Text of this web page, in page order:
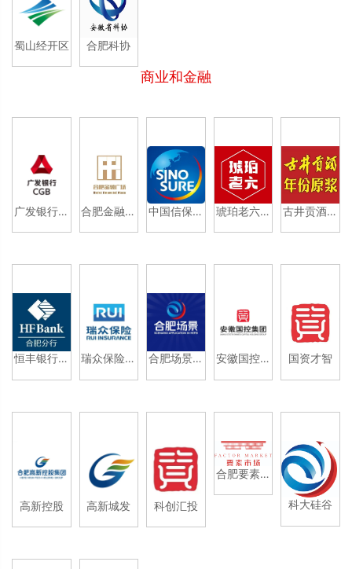
蜀山经开区 合肥科协
商业和金融
广发银行合
合肥金融广
中国信保安
琥珀老六龙
古井贡酒年
恒丰银行合
瑞众保险安
合肥场景公
安徽国控集
国资才智
高新控股 高新城发 科创汇投
合肥要素市
科大硅谷